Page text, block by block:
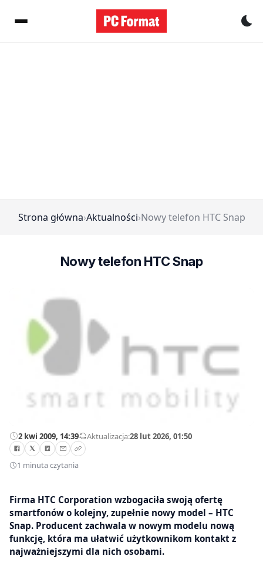
Strona główna›Aktualności›Nowy telefon HTC Snap
Nowy telefon HTC Snap
2 kwi 2009, 14:39—Aktualizacja:28 lut 2026, 01:50
1 minuta czytania
Firma HTC Corporation wzbogaciła swoją ofertę
smartfonów o kolejny, zupełnie nowy model – HTC
Snap. Producent zachwala w nowym modelu nową
funkcję, która ma ułatwić użytkownikom kontakt z
najważniejszymi dla nich osobami.